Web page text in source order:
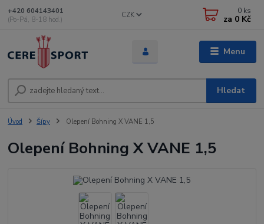
Menu
CZK
Hledat
+420 604143401
(Po-Pá, 8-18 hod.)
0 ks
za 0 Kč
Úvod Šípy Olepení Bohning X VANE 1,5
Olepení Bohning X VANE 1,5